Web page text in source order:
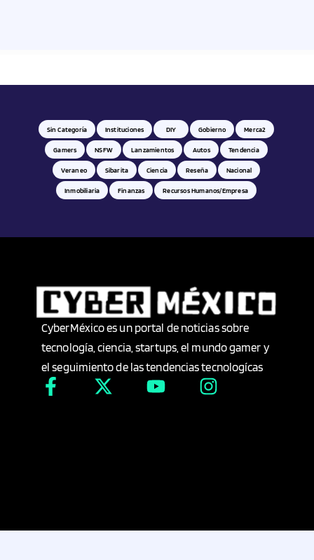
Sin Categoría Instituciones DIY Gobierno Merca2
Gamers NSFW Lanzamientos Autos Tendencia
Veraneo Sibarita Ciencia Reseña Nacional
Inmobiliaria Finanzas Recursos Humanos/empresa
CyberMéxico es un portal de noticias sobre
tecnología, ciencia, startups, el mundo gamer y
el seguimiento de las tendencias tecnologícas